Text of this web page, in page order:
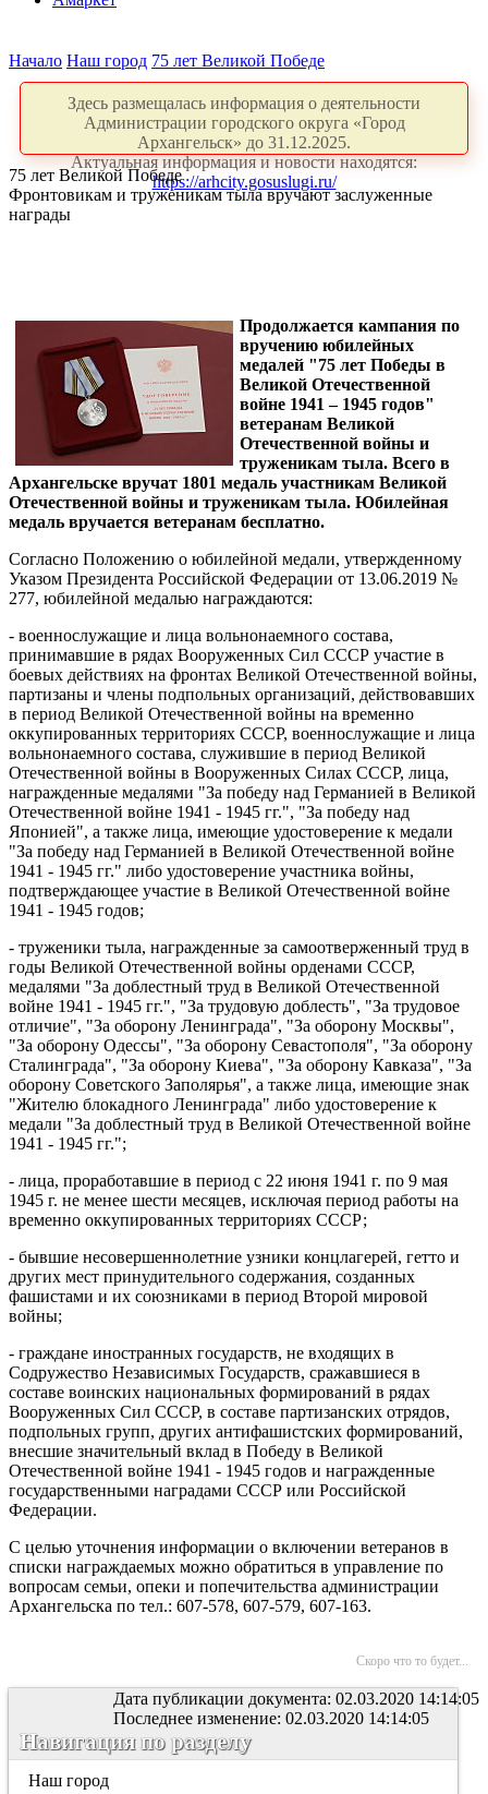
Начало Наш город 75 лет Великой Победе
Здесь размещалась информация о деятельности
Администрации городского округа «Город
Архангельск» до 31.12.2025.
Актуальная информация и новости находятся:
https://arhcity.gosuslugi.ru/
75 лет Великой Победе
Фронтовикам и труженикам тыла вручают заслуженные
награды
Продолжается кампания по
вручению юбилейных
медалей "75 лет Победы в
Великой Отечественной
войне 1941 – 1945 годов"
ветеранам Великой
Отечественной войны и
труженикам тыла. Всего в
Архангельске вручат 1801 медаль участникам Великой
Отечественной войны и труженикам тыла. Юбилейная
медаль вручается ветеранам бесплатно.
Согласно Положению о юбилейной медали, утвержденному
Указом Президента Российской Федерации от 13.06.2019 №
277, юбилейной медалью награждаются:
- военнослужащие и лица вольнонаемного состава,
принимавшие в рядах Вооруженных Сил СССР участие в
боевых действиях на фронтах Великой Отечественной войны,
партизаны и члены подпольных организаций, действовавших
в период Великой Отечественной войны на временно
оккупированных территориях СССР, военнослужащие и лица
вольнонаемного состава, служившие в период Великой
Отечественной войны в Вооруженных Силах СССР, лица,
награжденные медалями "За победу над Германией в Великой
Отечественной войне 1941 - 1945 гг.", "За победу над
Японией", а также лица, имеющие удостоверение к медали
"За победу над Германией в Великой Отечественной войне
1941 - 1945 гг." либо удостоверение участника войны,
подтверждающее участие в Великой Отечественной войне
1941 - 1945 годов;
- труженики тыла, награжденные за самоотверженный труд в
годы Великой Отечественной войны орденами СССР,
медалями "За доблестный труд в Великой Отечественной
войне 1941 - 1945 гг.", "За трудовую доблесть", "За трудовое
отличие", "За оборону Ленинграда", "За оборону Москвы",
"За оборону Одессы", "За оборону Севастополя", "За оборону
Сталинграда", "За оборону Киева", "За оборону Кавказа", "За
оборону Советского Заполярья", а также лица, имеющие знак
"Жителю блокадного Ленинграда" либо удостоверение к
медали "За доблестный труд в Великой Отечественной войне
1941 - 1945 гг.";
- лица, проработавшие в период с 22 июня 1941 г. по 9 мая
1945 г. не менее шести месяцев, исключая период работы на
временно оккупированных территориях СССР;
- бывшие несовершеннолетние узники концлагерей, гетто и
других мест принудительного содержания, созданных
фашистами и их союзниками в период Второй мировой
войны;
- граждане иностранных государств, не входящих в
Содружество Независимых Государств, сражавшиеся в
составе воинских национальных формирований в рядах
Вооруженных Сил СССР, в составе партизанских отрядов,
подпольных групп, других антифашистских формирований,
внесшие значительный вклад в Победу в Великой
Отечественной войне 1941 - 1945 годов и награжденные
государственными наградами СССР или Российской
Федерации.
С целью уточнения информации о включении ветеранов в
списки награждаемых можно обратиться в управление по
вопросам семьи, опеки и попечительства администрации
Архангельска по тел.: 607-578, 607-579, 607-163.
Скоро что то будет...
Дата публикации документа: 02.03.2020 14:14:05
Последнее изменение: 02.03.2020 14:14:05
Навигация по разделу
Наш город